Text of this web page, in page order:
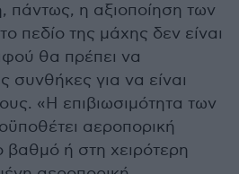
πάντως, η αξιοποίηση των
πεδίο της μάχης δεν είναι
θα πρέπει να
συνθήκες για να είναι
«Η επιβιωσιμότητα των
αεροπορική
ή στη χειρότερη